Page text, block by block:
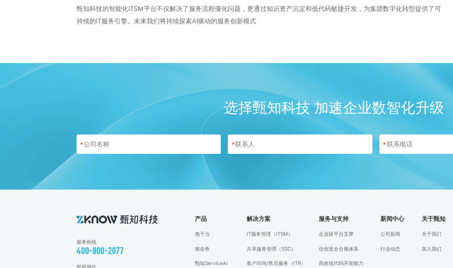
甄知科技的‌智能化ITSM平台‌不仅解决了服务流程僵化问题，更通过‌知识资产沉淀‌和‌低代码敏捷开发‌，为集团数字化转型提供了可
持续的IT服务引擎。未来我们将持续探索‌AI驱动的服务创新模式‌
选择甄知科技 加速企业数智化升级
* * *
服务热线
400-800-2077
邮箱地址
产品
燕千云
猪齿鱼
甄知ServiceAI
解决方案
IT服务管理（ITSM）
共享服务管理（SSC）
客户问询/售后服务（ITR）
服务与支持
企业级平台支撑
信创安全合规体系
高效低代码开发能力
新闻中心
公司新闻
行业动态
关于甄知
关于我们
加入我们